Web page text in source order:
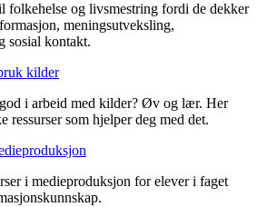
folkehelse og livsmestring fordi de dekker
meningsutveksling,
sosial kontakt.
kilder
i arbeid med kilder? Øv og lær. Her
ressurser som hjelper deg med det.
i medieproduksjon for elever i faget